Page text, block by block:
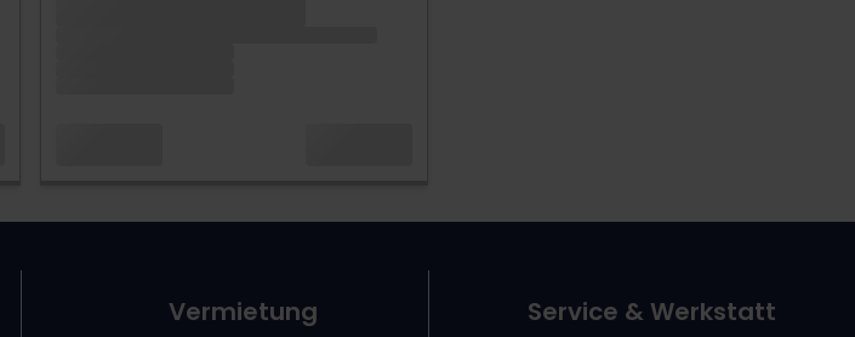
Vermietung Service & Werkstatt